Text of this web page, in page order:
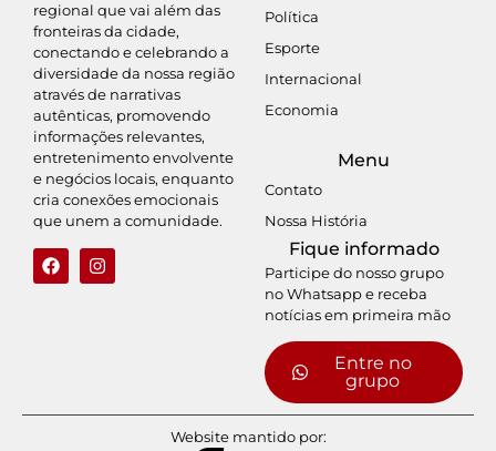
regional que vai além das
fronteiras da cidade,
conectando e celebrando a
diversidade da nossa região
através de narrativas
autênticas, promovendo
informações relevantes,
entretenimento envolvente
e negócios locais, enquanto
cria conexões emocionais
que unem a comunidade.
Política
Esporte
Internacional
Economia
Menu
Contato
Nossa História
Fique informado
Participe do nosso grupo
no Whatsapp e receba
notícias em primeira mão
Entre no
grupo
Website mantido por: